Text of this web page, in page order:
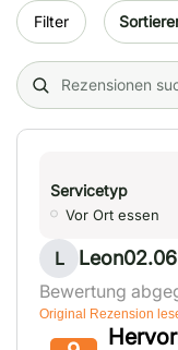
Filter Sort by
Search (title/text)
Servicetyp
Vor Ort essen
L Leon02.06
Bewertung
Original Rezension